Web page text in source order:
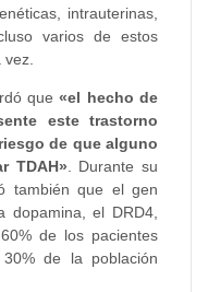
intrauterinas,
varios de estos
que«el hecho de
este trastorno
de que alguno
TDAH» . Durante su
también que el gen
dopamina, el DRD4,
de los pacientes
de la población